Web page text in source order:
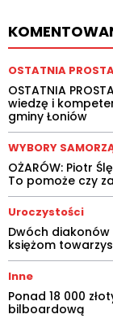
OSTATNIA
OSTATNIA
wiedzę i
gminy Łoniów
WYBORY
OŻARÓW: Piotr
To pomoże czy
Uroczystości
Dwóch diakonów
księżom
Inne
Ponad 18 000
bilboardową